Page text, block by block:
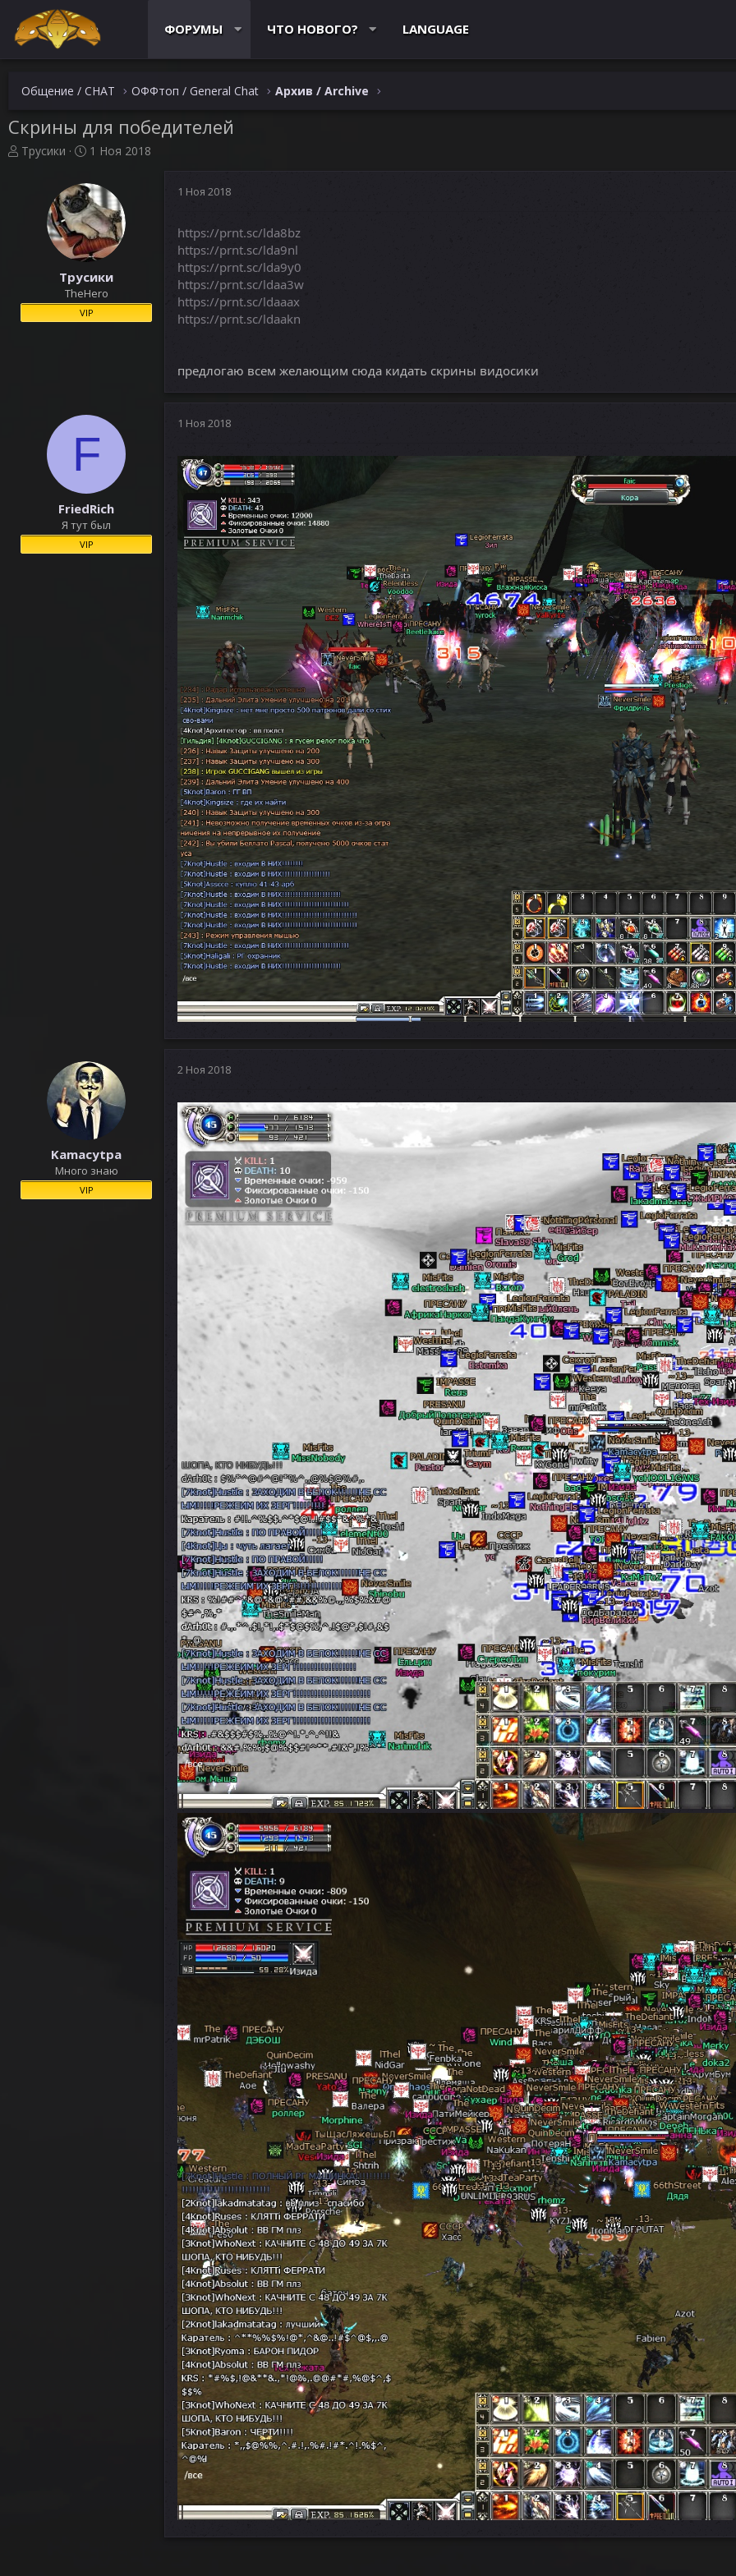
ФОРУМЫ ЧТО НОВОГО? LANGUAGE
Общение / CHAT ОФФтоп / General Chat Архив / Archive
Скрины для победителей
А
Трусики
Д
т
а
н
а
ч
а
л
а
1 Ноя 2018
Трусики
TheHero
VIP
1 Ноя 2018
https://prnt.sc/lda8bz
https://prnt.sc/lda9nl
https://prnt.sc/lda9y0
https://prnt.sc/ldaa3w
https://prnt.sc/ldaaax
https://prnt.sc/ldaakn
предлогаю всем желающим сюда кидать скрины видосики
F
FriedRich
Я тут был
VIP
1 Ноя 2018
Kamacytpa
Много знаю
VIP
2 Ноя 2018